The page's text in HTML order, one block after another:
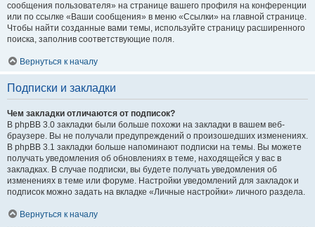
сообщения пользователя» на странице вашего профиля на конференции
или по ссылке «Ваши сообщения» в меню «Ссылки» на главной странице.
Чтобы найти созданные вами темы, используйте страницу расширенного
поиска, заполнив соответствующие поля.
Вернуться к началу
Подписки и закладки
Чем закладки отличаются от подписок?
В phpBB 3.0 закладки были больше похожи на закладки в вашем веб-
браузере. Вы не получали предупреждений о произошедших изменениях.
В phpBB 3.1 закладки больше напоминают подписки на темы. Вы можете
получать уведомления об обновлениях в теме, находящейся у вас в
закладках. В случае подписки, вы будете получать уведомления об
изменениях в теме или форуме. Настройки уведомлений для закладок и
подписок можно задать на вкладке «Личные настройки» личного раздела.
Вернуться к началу